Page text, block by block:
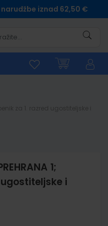
iznad 62,50 €
1;
i